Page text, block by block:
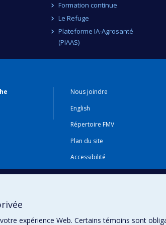
Formation continue
Le Refuge
Plateforme IA-Agrosanté
(PIAAS)
Nous joindre
English
Répertoire FMV
Plan du site
Accessibilité
Gabarits et image de marque
expérience Web. Certains témoins sont